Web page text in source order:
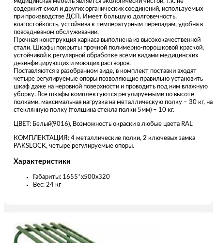
содержит смол и других органических соединений, используемых
при производстве ДСП. Имеет большую долговечность,
влагостойкость, устойчива к температурным перепадам, удобна в
повседневном обслуживании.
Прочная конструкция каркаса выполнена из высококачественной
стали. Шкафы покрыты прочной полимерно-порошковой краской,
устойчивой к регулярной обработке всеми видами медицинских
дезинфицирующих и моющих растворов.
Поставляются в разобранном виде, в комплект поставки входят
четыре регулируемые опоры позволяющие правильно установить
шкаф даже на неровной поверхности и проводить под ним влажную
уборку. Все шкафы комплектуются регулируемыми по высоте
полками, максимальная нагрузка на металлическую полку – 30 кг, на
стеклянную полку (толщина стекла полки 5мм) – 10 кг.
ЦВЕТ: Белый(9016), Возможность окраски в любые цвета RAL
КОМПЛЕКТАЦИЯ: 4 металлические полки, 2 ключевых замка
PAKSLOСK, четыре регулируемые опоры.
Характеристики
Габариты: 1655*х500х320
Вес: 24 кг